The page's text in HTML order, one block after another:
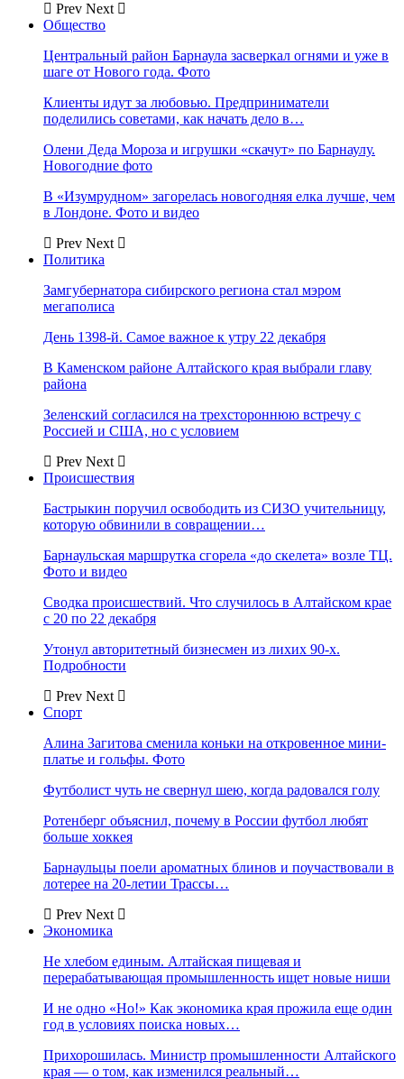
Prev Next
Общество
Центральный район Барнаула засверкал огнями и уже в
шаге от Нового года. Фото
Клиенты идут за любовью. Предприниматели
поделились советами, как начать дело в…
Олени Деда Мороза и игрушки «скачут» по Барнаулу.
Новогодние фото
В «Изумрудном» загорелась новогодняя елка лучше, чем
в Лондоне. Фото и видео
Prev Next
Политика
Замгубернатора сибирского региона стал мэром
мегаполиса
День 1398-й. Самое важное к утру 22 декабря
В Каменском районе Алтайского края выбрали главу
района
Зеленский согласился на трехстороннюю встречу с
Россией и США, но с условием
Prev Next
Происшествия
Бастрыкин поручил освободить из СИЗО учительницу,
которую обвинили в совращении…
Барнаульская маршрутка сгорела «до скелета» возле ТЦ.
Фото и видео
Сводка происшествий. Что случилось в Алтайском крае
с 20 по 22 декабря
Утонул авторитетный бизнесмен из лихих 90-х.
Подробности
Prev Next
Спорт
Алина Загитова сменила коньки на откровенное мини-
платье и гольфы. Фото
Футболист чуть не свернул шею, когда радовался голу
Ротенберг объяснил, почему в России футбол любят
больше хоккея
Барнаульцы поели ароматных блинов и поучаствовали в
лотерее на 20-летии Трассы…
Prev Next
Экономика
Не хлебом единым. Алтайская пищевая и
перерабатывающая промышленность ищет новые ниши
И не одно «Но!» Как экономика края прожила еще один
год в условиях поиска новых…
Прихорошилась. Министр промышленности Алтайского
края — о том, как изменился реальный…